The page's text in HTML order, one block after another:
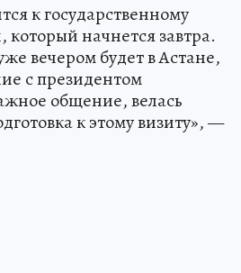
к государственному
который начнется завтра.
вечером будет в Астане,
с президентом
общение, велась
к этому визиту», —